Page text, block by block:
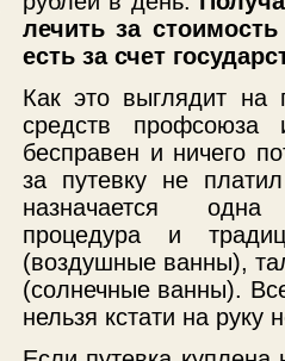
лечить за
есть за счет
Как это выглядит на
средств профсоюза
бесправен и ничего
за путевку не
назначается одна
процедура и
(воздушные ванны),
(солнечные ванны).
нельзя кстати на